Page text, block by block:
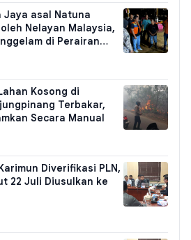
Jaya asal Natuna
Nelayan Malaysia,
di Perairan
Kosong di
Terbakar,
Secara Manual
Diverifikasi PLN,
22 Juli Diusulkan ke